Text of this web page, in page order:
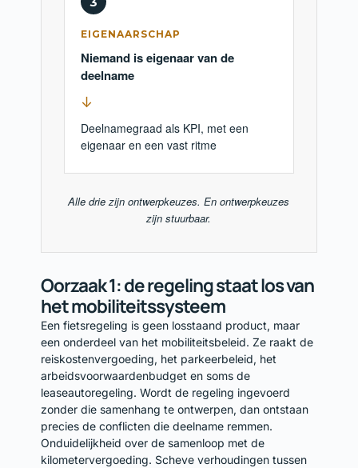
EIGENAARSCHAP
Niemand is eigenaar van de
deelname
↓
Deelnamegraad als KPI, met een
eigenaar en een vast ritme
Alle drie zijn ontwerpkeuzes. En ontwerpkeuzes
zijn stuurbaar.
Oorzaak 1: de regeling staat los van
het mobiliteitssysteem
Een fietsregeling is geen losstaand product, maar
een onderdeel van het mobiliteitsbeleid. Ze raakt de
reiskostenvergoeding, het parkeerbeleid, het
arbeidsvoorwaardenbudget en soms de
leaseautoregeling. Wordt de regeling ingevoerd
zonder die samenhang te ontwerpen, dan ontstaan
precies de conflicten die deelname remmen.
Onduidelijkheid over de samenloop met de
kilometervergoeding. Scheve verhoudingen tussen